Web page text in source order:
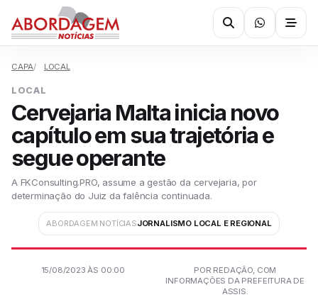
CAPA LOCAL
LOCAL
Cervejaria Malta inicia novo
capítulo em sua trajetória e
segue operante
A FKConsulting.PRO, assume a gestão da cervejaria, por
determinação do Juiz da falência continuada.
ABORDAGEM NOTÍCIASJORNALISMO LOCAL E REGIONAL
15/08/2023 ÀS 00:00
POR REDAÇÃO, COM
INFORMAÇÕES DA PREFEITURA DE
ASSIS.